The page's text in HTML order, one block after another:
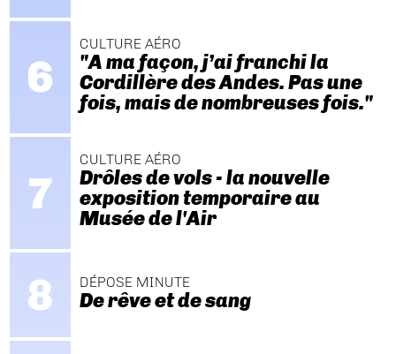
CULTURE AÉRO
"A ma façon, j’ai franchi la
Cordillère des Andes. Pas une
fois, mais de nombreuses fois."
CULTURE AÉRO
Drôles de vols - la nouvelle
exposition temporaire au
Musée de l'Air
DÉPOSE MINUTE
De rêve et de sang